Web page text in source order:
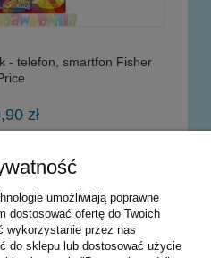
- telefon, smartfon Fisher
zł
dostępności
zakupów
umożliwiają poprawne
dostosować ofertę do Twoich
wykorzystanie przez nas
do sklepu lub dostosować użycie